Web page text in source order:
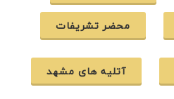
محضر تشریفات
آتلیه های مشهد